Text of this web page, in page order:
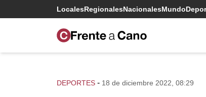
LocalesRegionalesNacionalesMundo
DEPORTES - 18 de diciembre 2022, 08:29